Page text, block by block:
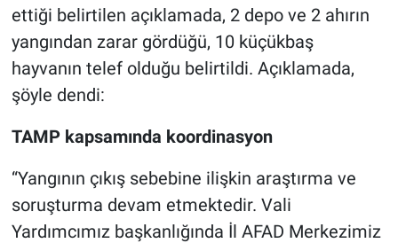
ettiği belirtilen açıklamada, 2 depo ve 2 ahırın
yangından zarar gördüğü, 10 küçükbaş
hayvanın telef olduğu belirtildi. Açıklamada,
şöyle dendi:
TAMP kapsamında koordinasyon
“Yangının çıkış sebebine ilişkin araştırma ve
soruşturma devam etmektedir. Vali
Yardımcımız başkanlığında İl AFAD Merkezimiz